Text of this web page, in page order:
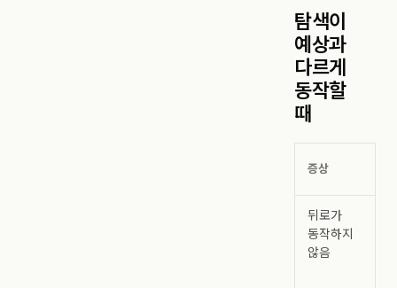
탐색이
예상과
다르게
동작할
때
증상
뒤로가
동작하지
않음